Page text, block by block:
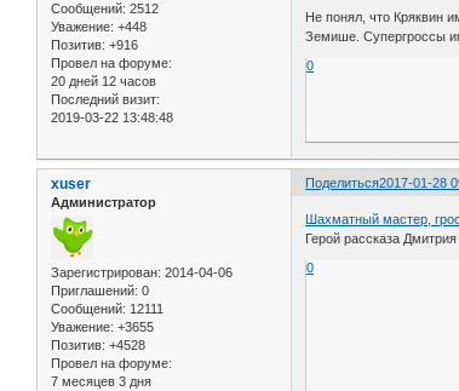
Сообщений: 2512
Уважение: +448
Позитив: +916
Провел на форуме:
20 дней 12 часов
Последний визит:
2019-03-22 13:48:48
Не понял, что Кряквин
Земише. Супергроссы
0
Поделиться2017-01-28
xuser
Администратор
Зарегистрирован: 2014-04-06
Приглашений: 0
Сообщений: 12111
Уважение: +3655
Позитив: +4528
Провел на форуме:
7 месяцев 3 дня
Шахматный мастер,
Герой рассказа
0